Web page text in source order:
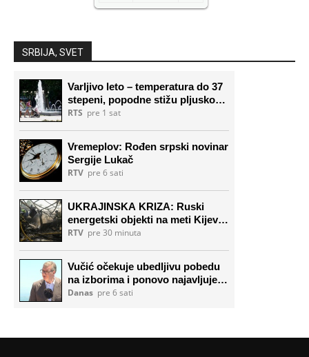
SRBIJA, SVET